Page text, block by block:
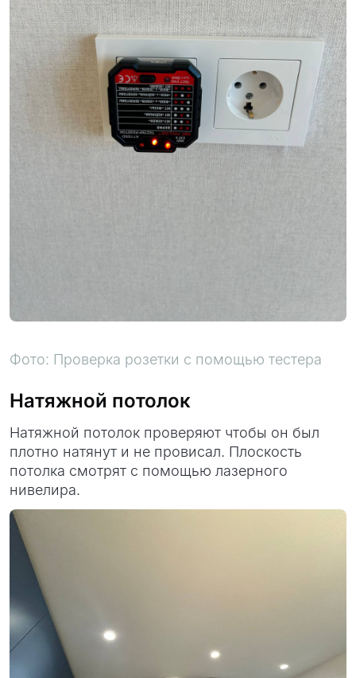
Фото: Проверка розетки с помощью тестера
Натяжной потолок
Натяжной потолок проверяют чтобы он был
плотно натянут и не провисал. Плоскость
потолка смотрят с помощью лазерного
нивелира.